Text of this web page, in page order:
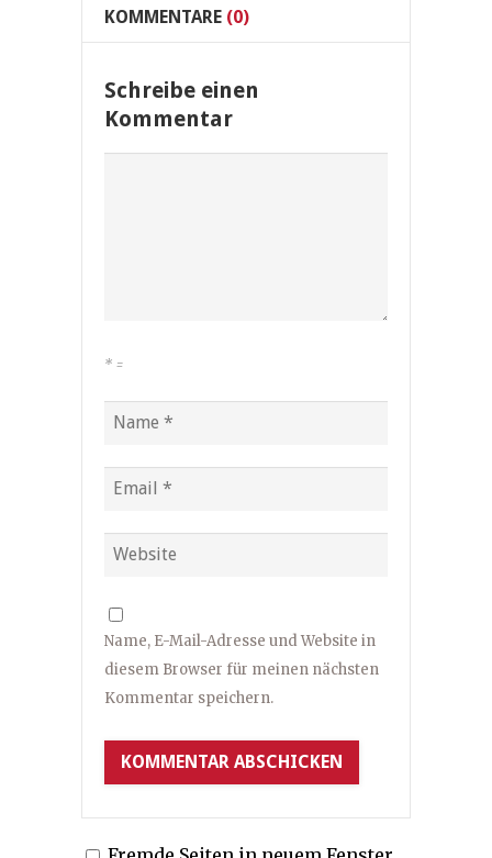
KOMMENTARE (0)
Schreibe einen
Kommentar
* =
Name, E-Mail-Adresse und Website in
diesem Browser für meinen nächsten
Kommentar speichern.